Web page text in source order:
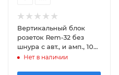
Вертикальный блок
розеток Rem-32 без
шнура с авт., и амп., 10
Sсhuko, 10 IEC 60320 C13,
Нет в наличии